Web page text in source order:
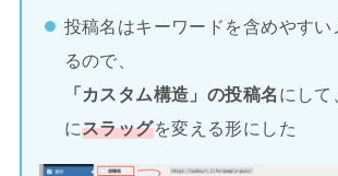
投稿名はキーワードを含めやすい
るので、
「カスタム構造」の投稿名 にして
にスラッグを変える形にした